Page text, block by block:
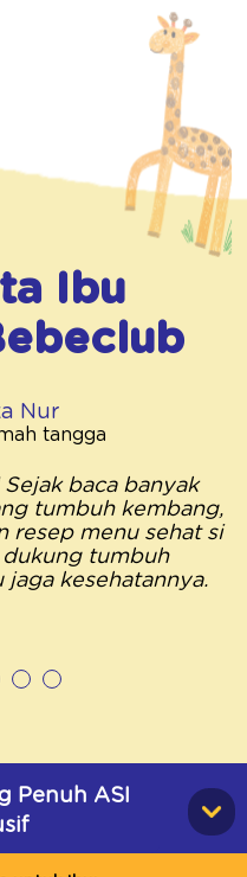
Ibu
Nur
tangga
baca banyak
tumbuh kembang,
resep menu sehat si
dukung tumbuh
kesehatannya.
Penuh ASI